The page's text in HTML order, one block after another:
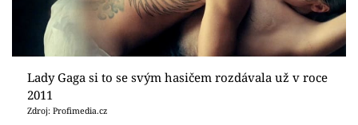
Videa
Sledujte prima+
Přihlášení
Lady Gaga si to se svým hasičem rozdávala už v roce
2011
Zdroj: Profimedia.cz